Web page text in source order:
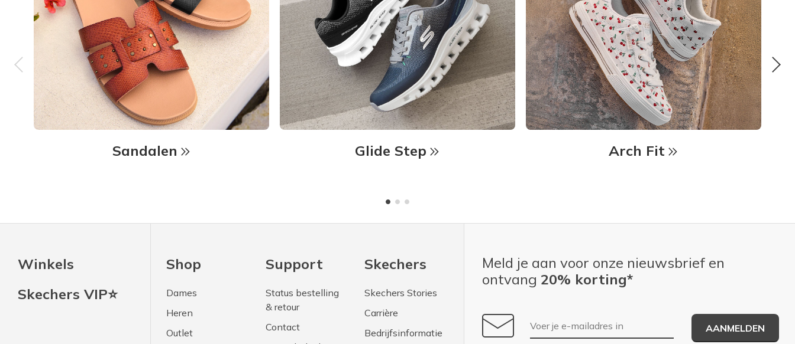
Sandalen Glide Step Arch Fit
Winkels
Skechers VIP⭐
Shop
Dames
Heren
Outlet
Support
Status bestelling
& retour
Contact
Skechers
Skechers Stories
Carrière
Bedrijfsinformatie
Meld je aan voor onze nieuwsbrief en
ontvang 20% korting*
E-mailadres
AANMELDEN